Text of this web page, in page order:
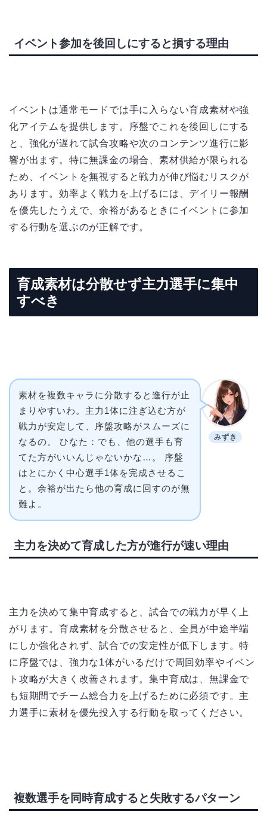
イベント参加を後回しにすると損する理由
イベントは通常モードでは手に入らない育成素材や強
化アイテムを提供します。序盤でこれを後回しにする
と、強化が遅れて試合攻略や次のコンテンツ進行に影
響が出ます。特に無課金の場合、素材供給が限られる
ため、イベントを無視すると戦力が伸び悩むリスクが
あります。効率よく戦力を上げるには、デイリー報酬
を優先したうえで、余裕があるときにイベントに参加
する行動を選ぶのが正解です。
育成素材は分散せず主力選手に集中
すべき
みずき
素材を複数キャラに分散すると進行が止
まりやすいわ。主力1体に注ぎ込む方が
戦力が安定して、序盤攻略がスムーズに
なるの。 ひなた：でも、他の選手も育
てた方がいいんじゃないかな…。 序盤
はとにかく中心選手1体を完成させるこ
と。余裕が出たら他の育成に回すのが無
難よ。
主力を決めて育成した方が進行が速い理由
主力を決めて集中育成すると、試合での戦力が早く上
がります。育成素材を分散させると、全員が中途半端
にしか強化されず、試合での安定性が低下します。特
に序盤では、強力な1体がいるだけで周回効率やイベン
ト攻略が大きく改善されます。集中育成は、無課金で
も短期間でチーム総合力を上げるために必須です。主
力選手に素材を優先投入する行動を取ってください。
複数選手を同時育成すると失敗するパターン